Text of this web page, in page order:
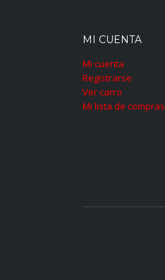
MI CUENTA
Mi cuenta
Registrarse
Ver carro
Mi lista de compras